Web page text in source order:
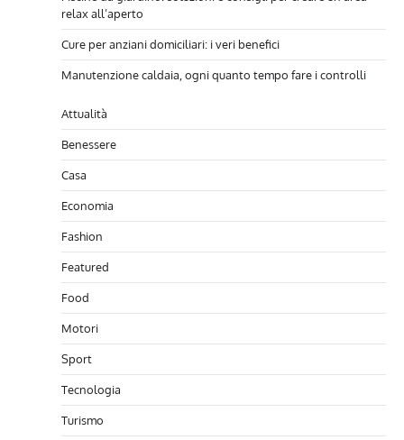
relax all’aperto
Cure per anziani domiciliari: i veri benefici
Manutenzione caldaia, ogni quanto tempo fare i controlli
Attualità
Benessere
Casa
Economia
Fashion
Featured
Food
Motori
Sport
Tecnologia
Turismo